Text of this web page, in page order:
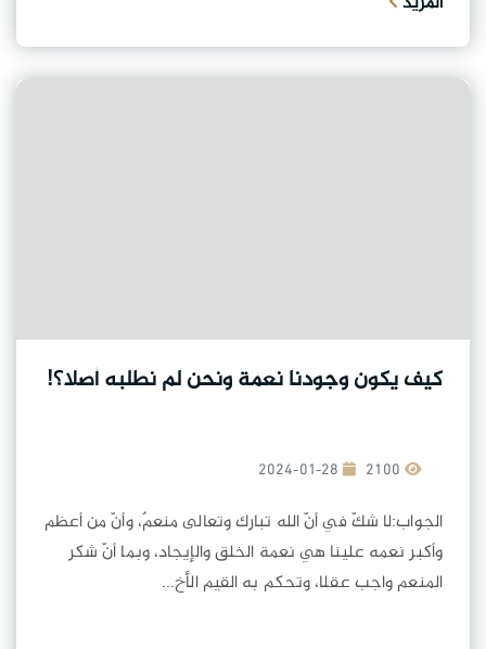
كيف يكون وجودنا نعمة ونحن لم نطلبه أصلا؟!
2024-01-28
الجواب:لا شكّ في أنّ الله تبارك وتعالى منعمٌ، وأنّ من أعظم
وأكبر نعمه علينا هي نعمة الخلق والإيجاد، وبما أنّ شكر
المنعم واجب عقلا، وتحكم به القيم الأخ...